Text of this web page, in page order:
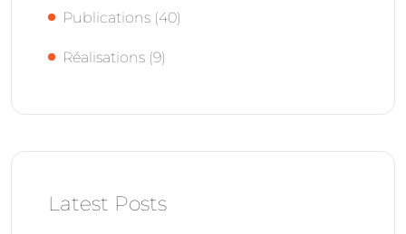
Publications (40)
Réalisations (9)
Latest Posts